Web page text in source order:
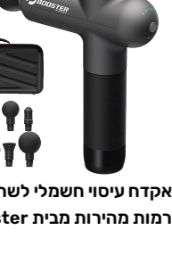
רמות מהירות מבית Booster